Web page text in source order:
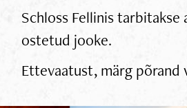
Schloss Fellinis
ostetud jooke.
Ettevaatust, märg põrand